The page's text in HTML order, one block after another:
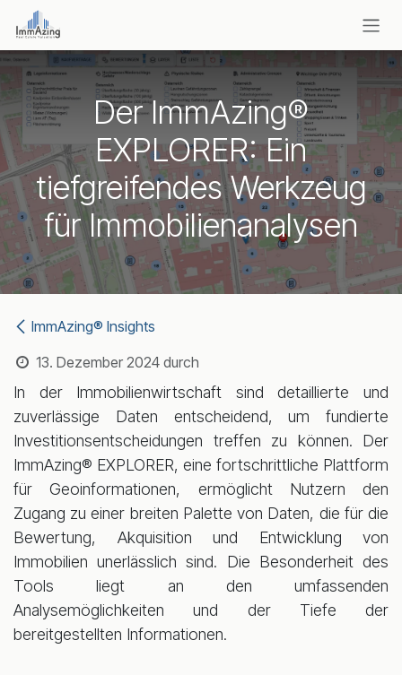
Zum Inhalt springen
Der ImmAzing®
EXPLORER: Ein
tiefgreifendes Werkzeug
für Immobilienanalysen
ImmAzing® Insights
13. Dezember 2024 durch
In der Immobilienwirtschaft sind detaillierte und
zuverlässige Daten entscheidend, um fundierte
Investitionsentscheidungen treffen zu können. Der
ImmAzing® EXPLORER, eine fortschrittliche Plattform
für Geoinformationen, ermöglicht Nutzern den
Zugang zu einer breiten Palette von Daten, die für die
Bewertung, Akquisition und Entwicklung von
Immobilien unerlässlich sind. Die Besonderheit des
Tools liegt an den umfassenden
Analysemöglichkeiten und der Tiefe der
bereitgestellten Informationen.